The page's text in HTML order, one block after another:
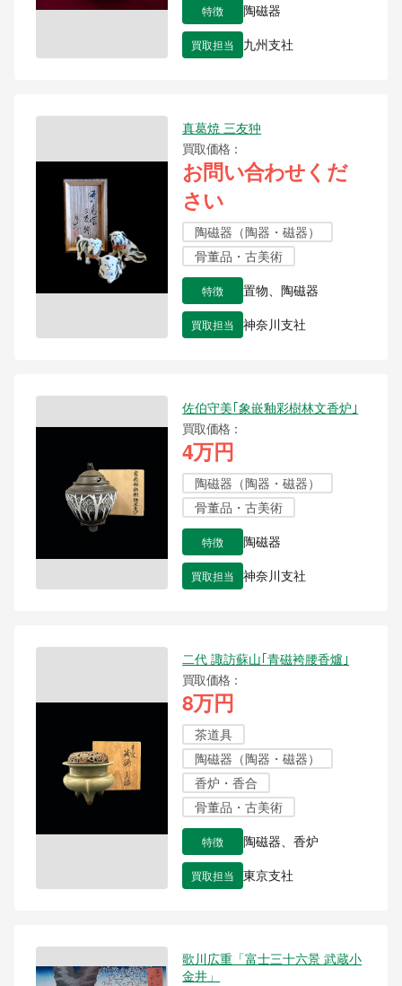
特徴 陶磁器
買取担当 九州支社
真葛焼 三友狆
買取価格
お問い合わせくだ
さい
陶磁器（陶器・磁器）
骨董品・古美術
特徴 置物、陶磁器
買取担当 神奈川支社
佐伯守美｢象嵌釉彩樹林文香炉｣
買取価格
4万円
陶磁器（陶器・磁器）
骨董品・古美術
特徴 陶磁器
買取担当 神奈川支社
二代 諏訪蘇山｢青磁袴腰香爐｣
買取価格
8万円
茶道具
陶磁器（陶器・磁器）
香炉・香合
骨董品・古美術
特徴 陶磁器、香炉
買取担当 東京支社
歌川広重「富士三十六景 武蔵小
金井」